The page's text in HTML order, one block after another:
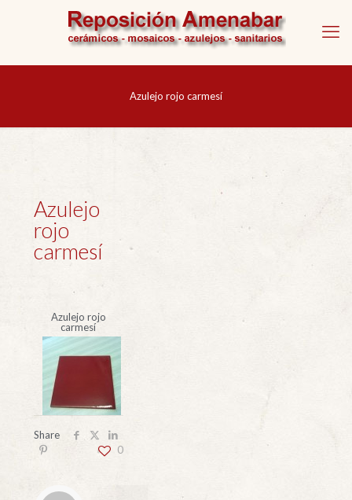
Azulejo rojo carmesí
Azulejo
rojo
carmesí
Azulejo rojo
carmesí
Share
0